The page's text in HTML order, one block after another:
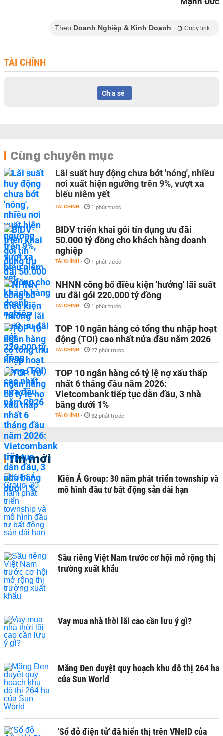
Theo Doanh Nghiệp & Kinh Doanh Copy link
TÀI CHÍNH
Chia sẻ
Cùng chuyên mục
Lãi suất huy động chưa bớt 'nóng', nhiều
nơi xuất hiện ngưỡng trên 9%, vượt xa
biểu niêm yết
TÀI CHÍNH - 1 phút trước
BIDV triển khai gói tín dụng ưu đãi
50.000 tỷ đồng cho khách hàng doanh
nghiệp
TÀI CHÍNH - 1 phút trước
NHNN công bố điều kiện 'hưởng' lãi suất
ưu đãi gói 220.000 tỷ đồng
TÀI CHÍNH - 1 phút trước
TOP 10 ngân hàng có tổng thu nhập hoạt
động (TOI) cao nhất nửa đầu năm 2026
TÀI CHÍNH - 27 phút trước
TOP 10 ngân hàng có tỷ lệ nợ xấu thấp
nhất 6 tháng đầu năm 2026:
Vietcombank tiếp tục dẫn đầu, 3 nhà
băng dưới 1%
TÀI CHÍNH - 32 phút trước
Tin mới
Kiến Á Group: 30 năm phát triển township và
mô hình đầu tư bất động sản dài hạn
Sầu riêng Việt Nam trước cơ hội mở rộng thị
trường xuất khẩu
Vay mua nhà thời lãi cao cần lưu ý gì?
Măng Đen duyệt quy hoạch khu đô thị 264 ha
của Sun World
'Sổ đỏ điện tử' đã hiển thị trên VNeID của